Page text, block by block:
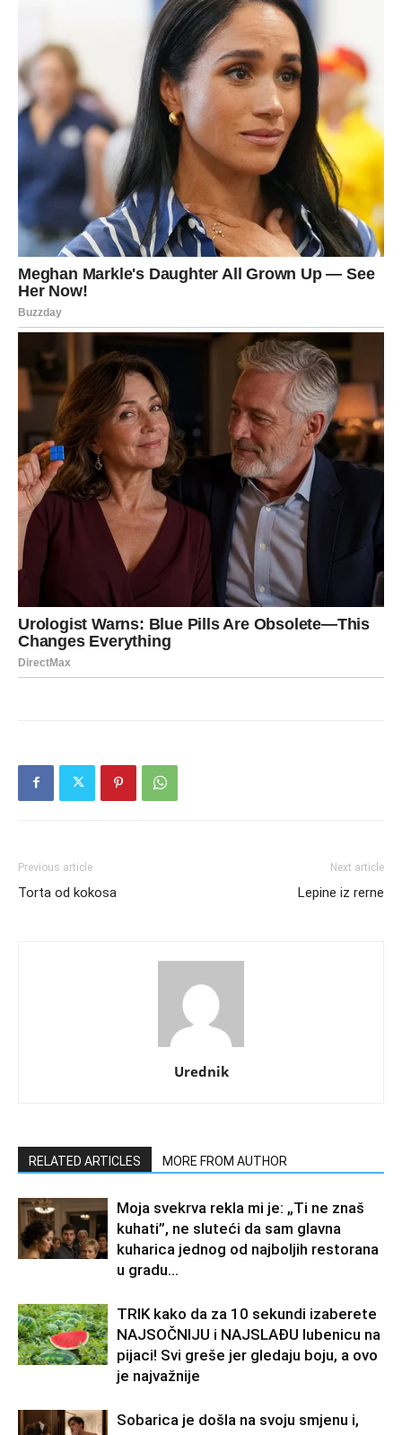
Previous article
Torta od kokosa
Next article
Lepine iz rerne
Urednik
RELATED ARTICLES MORE FROM AUTHOR
Moja svekrva rekla mi je: „Ti ne znaš
kuhati”, ne sluteći da sam glavna
kuharica jednog od najboljih restorana
u gradu…
TRIK kako da za 10 sekundi izaberete
NAJSOČNIJU i NAJSLAĐU lubenicu na
pijaci! Svi greše jer gledaju boju, a ovo
je najvažnije
Sobarica je došla na svoju smjenu i,